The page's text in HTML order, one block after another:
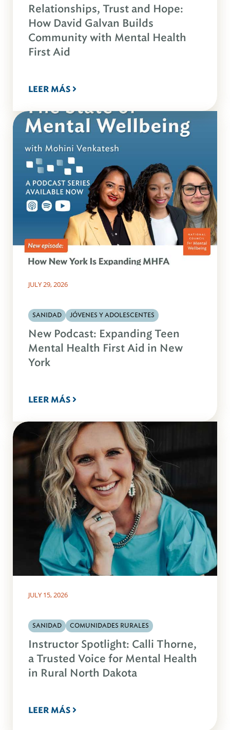
Relationships, Trust and Hope:
How David Galvan Builds
Community with Mental Health
First Aid
LEER MÁS
JULY 29, 2026
SANIDAD JÓVENES Y ADOLESCENTES
New Podcast: Expanding Teen
Mental Health First Aid in New
York
LEER MÁS
JULY 15, 2026
SANIDAD COMUNIDADES RURALES
Instructor Spotlight: Calli Thorne,
a Trusted Voice for Mental Health
in Rural North Dakota
LEER MÁS